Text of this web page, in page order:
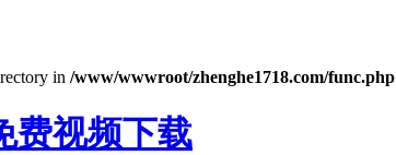
in /www/wwwroot/zhenghe1718.com/func.php
费视频下载